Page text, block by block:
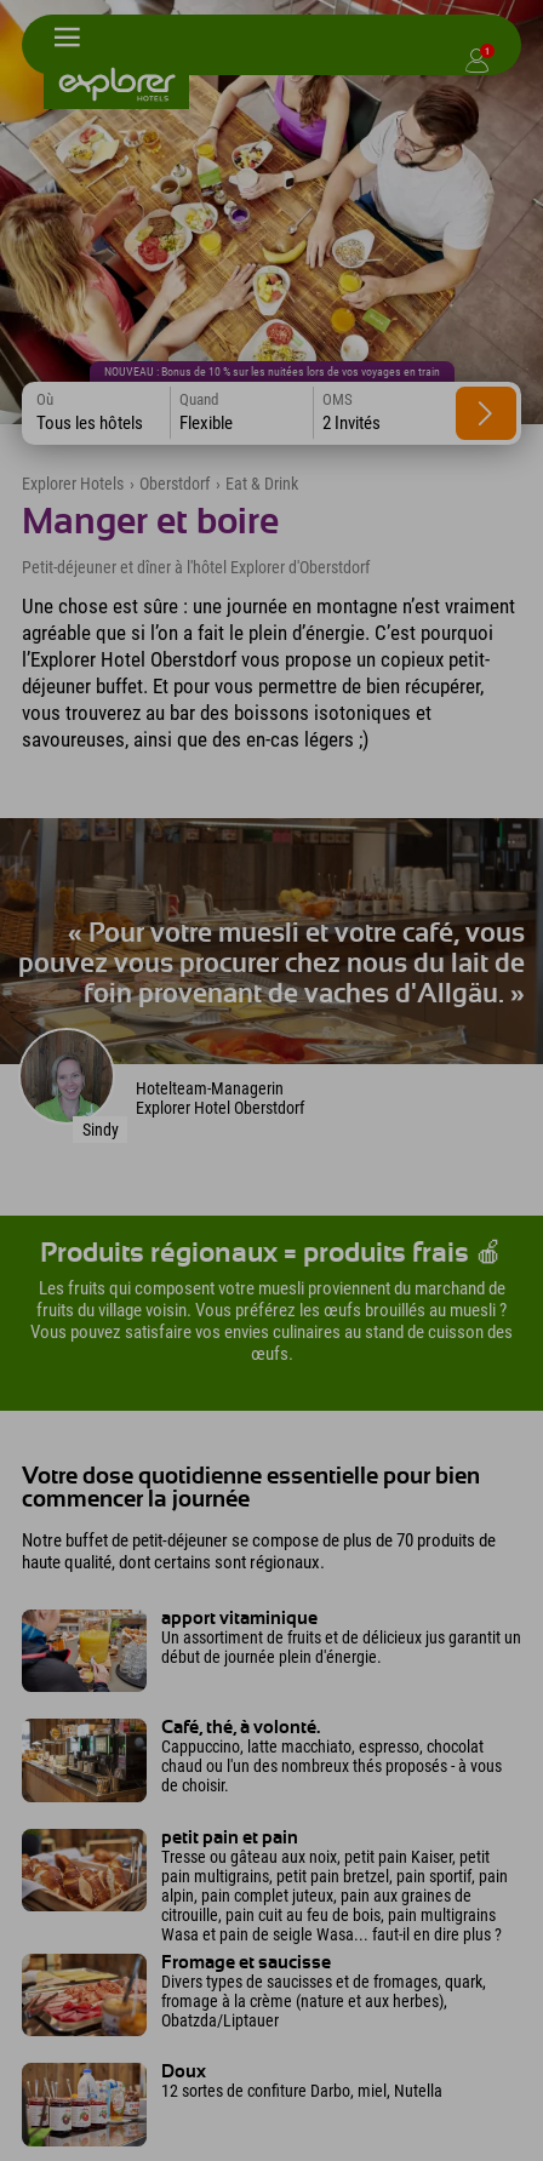
1
NOUVEAU : Bonus de 10 % sur les nuitées lors de vos voyages en train
Où
Tous les hôtels
Quand
Flexible
OMS
2 Invités
Explorer Hotels › Oberstdorf › Eat & Drink
Manger et boire
Petit-déjeuner et dîner à l'hôtel Explorer d'Oberstdorf
Une chose est sûre : une journée en montagne n’est vraiment
agréable que si l’on a fait le plein d’énergie. C’est pourquoi
l’Explorer Hotel Oberstdorf vous propose un copieux petit-
déjeuner buffet. Et pour vous permettre de bien récupérer,
vous trouverez au bar des boissons isotoniques et
savoureuses, ainsi que des en-cas légers ;)
« Pour votre muesli et votre café, vous
pouvez vous procurer chez nous du lait de
foin provenant de vaches d'Allgäu. »
Sindy
Hotelteam-Managerin
Explorer Hotel Oberstdorf
Produits régionaux = produits frais 🍎
Les fruits qui composent votre muesli proviennent du marchand de
fruits du village voisin. Vous préférez les œufs brouillés au muesli ?
Vous pouvez satisfaire vos envies culinaires au stand de cuisson des
œufs.
Votre dose quotidienne essentielle pour bien
commencer la journée
Notre buffet de petit-déjeuner se compose de plus de 70 produits de
haute qualité, dont certains sont régionaux.
apport vitaminique
Un assortiment de fruits et de délicieux jus garantit un
début de journée plein d'énergie.
Café, thé, à volonté.
Cappuccino, latte macchiato, espresso, chocolat
chaud ou l'un des nombreux thés proposés - à vous
de choisir.
petit pain et pain
Tresse ou gâteau aux noix, petit pain Kaiser, petit
pain multigrains, petit pain bretzel, pain sportif, pain
alpin, pain complet juteux, pain aux graines de
citrouille, pain cuit au feu de bois, pain multigrains
Wasa et pain de seigle Wasa... faut-il en dire plus ?
Fromage et saucisse
Divers types de saucisses et de fromages, quark,
fromage à la crème (nature et aux herbes),
Obatzda/Liptauer
Doux
12 sortes de confiture Darbo, miel, Nutella